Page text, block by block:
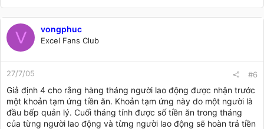
V vongphuc
Excel Fans Club
27/7/05 #6
Giả định 4 cho rằng hàng tháng người lao động được nhận trước
một khoản tạm ứng tiền ăn. Khoản tạm ứng này do một người là
đầu bếp quản lý. Cuối tháng tính được số tiền ăn trong tháng
của từng người lao động và từng người lao động sẽ hoàn trả tiền